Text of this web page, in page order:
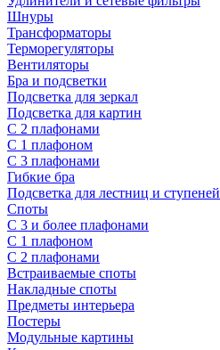
Шнуры
Трансформаторы
Терморегуляторы
Вентиляторы
Бра и подсветки
Подсветка для зеркал
Подсветка для картин
С 2 плафонами
С 1 плафоном
С 3 плафонами
Гибкие бра
Подсветка для лестниц и ступеней
Споты
С 3 и более плафонами
С 1 плафоном
С 2 плафонами
Встраиваемые споты
Накладные споты
Предметы интерьера
Постеры
Модульные картины